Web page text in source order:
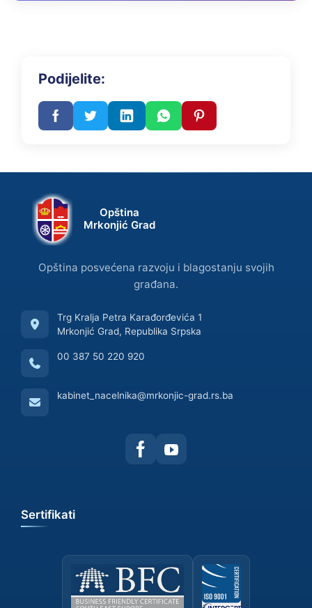
Podijelite:
Opština
Mrkonjić Grad
Opština posvećena razvoju i blagostanju svojih
građana.
Trg Kralja Petra Karađorđevića 1
Mrkonjić Grad, Republika Srpska
00 387 50 220 920
kabinet_nacelnika@mrkonjic-grad.rs.ba
Sertifikati